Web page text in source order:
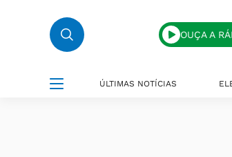
OUÇA A
ÚLTIMAS NOTÍCIAS